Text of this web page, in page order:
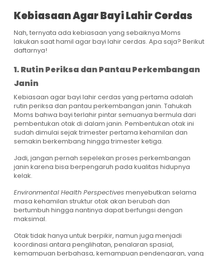
Kebiasaan Agar Bayi Lahir Cerdas
Nah, ternyata ada kebiasaan yang sebaiknya Moms
lakukan saat hamil agar bayi lahir cerdas. Apa saja? Berikut
daftarnya!
1. Rutin Periksa dan Pantau Perkembangan
Janin
Kebiasaan agar bayi lahir cerdas yang pertama adalah
rutin periksa dan pantau perkembangan janin. Tahukah
Moms bahwa bayi terlahir pintar semuanya bermula dari
pembentukan otak di dalam janin. Pembentukan otak ini
sudah dimulai sejak trimester pertama kehamilan dan
semakin berkembang hingga trimester ketiga.
Jadi, jangan pernah sepelekan proses perkembangan
janin karena bisa berpengaruh pada kualitas hidupnya
kelak.
Environmental Health Perspectives menyebutkan selama
masa kehamilan struktur otak akan berubah dan
bertumbuh hingga nantinya dapat berfungsi dengan
maksimal.
Otak tidak hanya untuk berpikir, namun juga menjadi
koordinasi antara penglihatan, penalaran spasial,
kemampuan berbahasa, kemampuan pendengaran, yang